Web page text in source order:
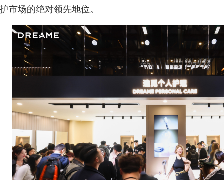
护市场的绝对领先地位。